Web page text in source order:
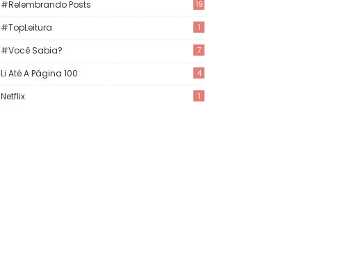
#Relembrando Posts 19
#TopLeitura 1
#Você Sabia? 7
Li Até A Página 100 4
Netflix 1